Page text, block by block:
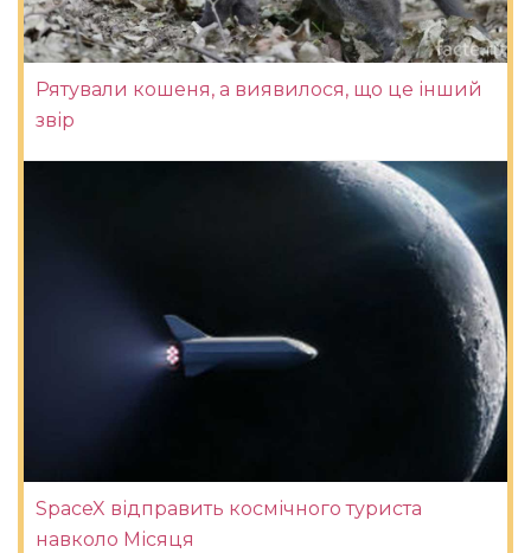
Рятували кошеня, а виявилося, що це інший
звір
SpaceX відправить космічного туриста
навколо Місяця